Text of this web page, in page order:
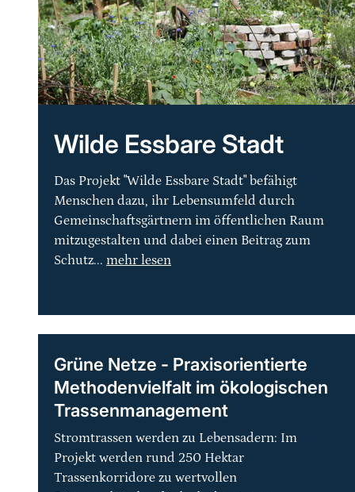
Wilde Essbare Stadt
Das Projekt "Wilde Essbare Stadt" befähigt
Menschen dazu, ihr Lebensumfeld durch
Gemeinschaftsgärtnern im öffentlichen Raum
mitzugestalten und dabei einen Beitrag zum
Schutz... mehr lesen
Grüne Netze - Praxisorientierte
Methodenvielfalt im ökologischen
Trassenmanagement
Stromtrassen werden zu Lebensadern: Im
Projekt werden rund 250 Hektar
Trassenkorridore zu wertvollen